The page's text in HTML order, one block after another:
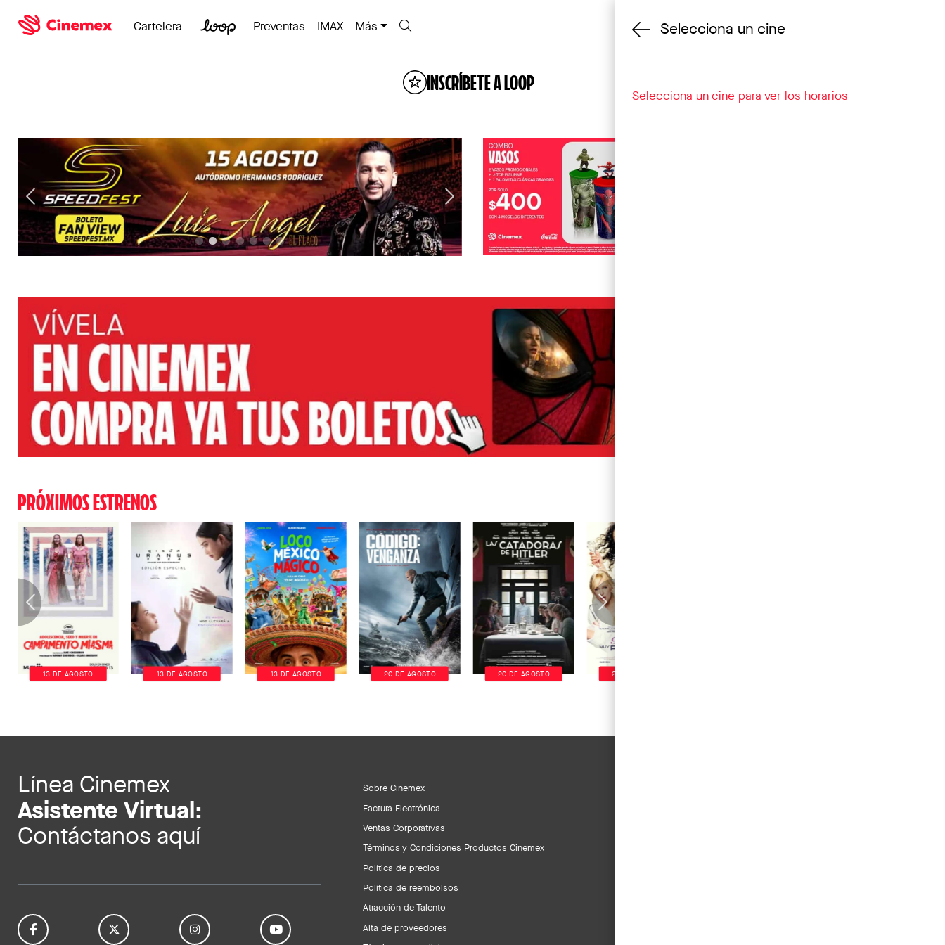
Cambiar cine
Cartelera Preventas IMAX Más
INSCRÍBETE A LOOP
PRÓXIMOS ESTRENOS
13 DE AGOSTO 13 DE AGOSTO 13 DE AGOSTO 20 DE AGOSTO 20 DE AGOSTO 20 DE AGOSTO
Línea Cinemex
Asistente Virtual:
Contáctanos aquí
Sobre Cinemex
Factura Electrónica
Ventas Corporativas
Términos y Condiciones Productos Cinemex
Política de precios
Política de reembolsos
Atracción de Talento
Alta de proveedores
Selecciona un cine
Selecciona un cine para ver los horarios